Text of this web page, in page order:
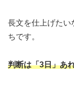
長文を仕上げたい
ちです。
判断は「3日」あ